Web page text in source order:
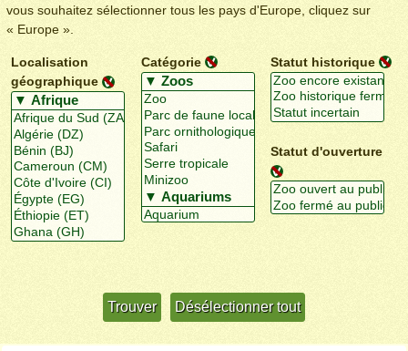
vous souhaitez sélectionner tous les pays d'Europe, cliquez sur
« Europe ».
Localisation
géographique
Catégorie Statut historique
Statut d'ouverture